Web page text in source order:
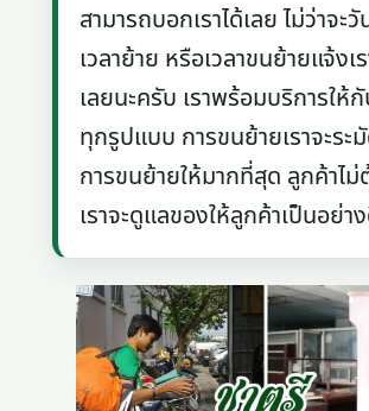
สามารถบอกเราได้เลย ไม่ว่าจะ
เวลาย้าย หรือเวลาขนย้ายแจ้งเ
เลยนะครับ เราพร้อมบริการให้
ทุกรูปแบบ การขนย้ายเราจะระ
การขนย้ายให้มากที่สุด ลูกค้าไ
เราจะดูแลของให้ลูกค้าเป็นอย่า